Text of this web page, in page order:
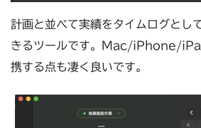
計画と並べて実績をタイムログとし
きるツールです。Mac/iPhone/
携する点も凄く良いです。